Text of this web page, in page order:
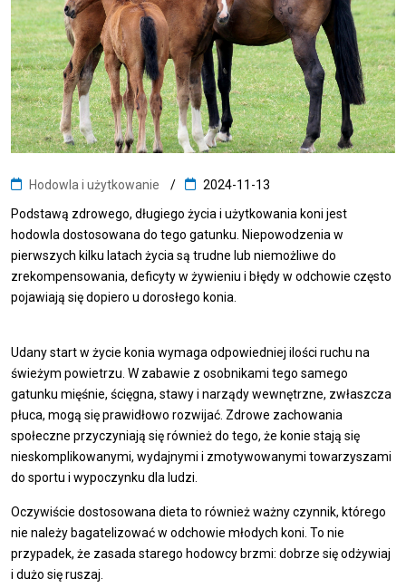
Hodowla i użytkowanie
2024-11-13
Podstawą zdrowego, długiego życia i użytkowania koni jest
hodowla dostosowana do tego gatunku. Niepowodzenia w
pierwszych kilku latach życia są trudne lub niemożliwe do
zrekompensowania, deficyty w żywieniu i błędy w odchowie często
pojawiają się dopiero u dorosłego konia.
Udany start w życie konia wymaga odpowiedniej ilości ruchu na
świeżym powietrzu. W zabawie z osobnikami tego samego
gatunku mięśnie, ścięgna, stawy i narządy wewnętrzne, zwłaszcza
płuca, mogą się prawidłowo rozwijać. Zdrowe zachowania
społeczne przyczyniają się również do tego, że konie stają się
nieskomplikowanymi, wydajnymi i zmotywowanymi towarzyszami
do sportu i wypoczynku dla ludzi.
Oczywiście dostosowana dieta to również ważny czynnik, którego
nie należy bagatelizować w odchowie młodych koni. To nie
przypadek, że zasada starego hodowcy brzmi: dobrze się odżywiaj
i dużo się ruszaj.